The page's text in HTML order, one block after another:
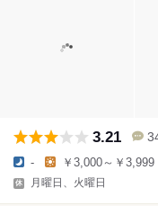
3.21
- ￥3,000～￥3,999
月曜日、火曜日